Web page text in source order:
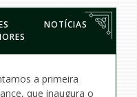
NOTÍCIAS
a primeira
que inaugura o